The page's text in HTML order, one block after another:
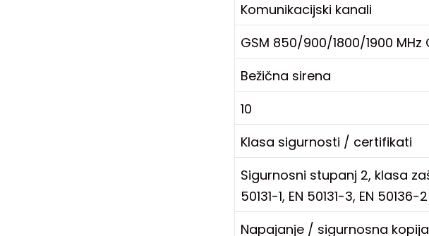
Komunikacijski kanali
GSM 850/900/1800/1900 MHz
Bežična sirena
10
Klasa sigurnosti / certifikati
Sigurnosni stupanj 2, klasa
50131-1, EN 50131-3, EN 50136-2
Napajanje / sigurnosna kopija